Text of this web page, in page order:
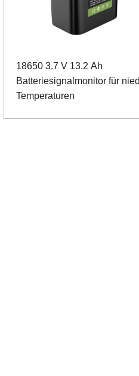
18650 3.7 V 13.2 Ah
Batteriesignalmonitor für
Temperaturen